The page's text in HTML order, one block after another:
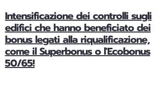
Intensificazione dei controlli sugli
edifici che hanno beneficiato dei
bonus legati alla riqualificazione,
come il Superbonus o l'Ecobonus
50/65!